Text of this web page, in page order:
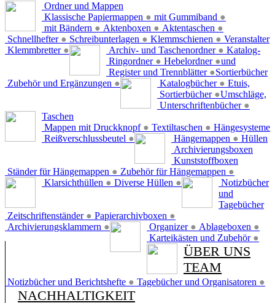
Ordner und Mappen
Klassische Papiermappen ● mit Gummiband ●
mit Bändern ● Aktenboxen ● Aktentaschen ●
Schnellhefter ● Schreibunterlagen ● Klemmschienen ●
Klemmbretter ●
Veranstalter
Archiv- und Taschenordner ●
Ringordner ● Hebelordner ●
Register und Trennblätter ●
Zubehör und Ergänzungen ●
Katalog-
und
Sortierbücher
Katalogbücher ●
Sortierbücher ●
Unterschriftenbücher ●
Etuis,
Umschläge,
Taschen
Mappen mit Druckknopf ● Textiltaschen ●
Reißverschlussbeutel ●
Hängesysteme
Hängemappen ●
Ständer für Hängemappen ● Zubehör für Hängemappen ●
Hüllen
Klarsichthüllen ● Diverse Hüllen ●
Archivierungsboxen
Zeitschriftenständer ● Papierarchivboxen ●
Archivierungsklammern ●
Kunststoffboxen
Organizer ● Ablageboxen ●
Karteikästen und Zubehör ●
Notizbücher
und
Tagebücher
Notizbücher und Berichtshefte ● Tagebücher und Organisatoren ●
ÜBER UNS
TEAM
NACHHALTIGKEIT